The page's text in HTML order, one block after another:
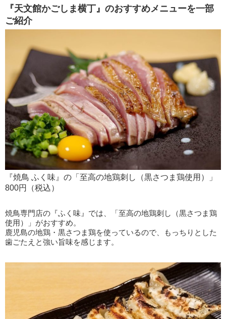
『天文館かごしま横丁』のおすすめメニューを一部
ご紹介
『焼鳥 ふく味』の「至高の地鶏刺し（黒さつま鶏使用）」
800円（税込）
焼鳥専門店の『ふく味』では、「至高の地鶏刺し（黒さつま鶏
使用）」がおすすめ。
鹿児島の地鶏・黒さつま鶏を使っているので、もっちりとした
歯ごたえと強い旨味を感じます。